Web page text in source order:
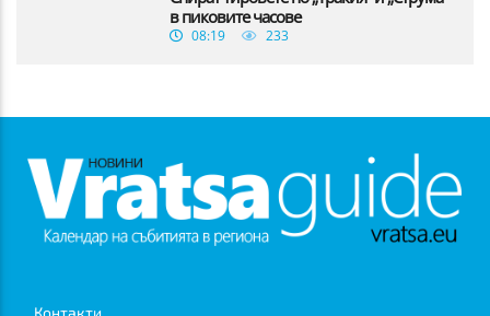
в пиковите часове
08:19 233